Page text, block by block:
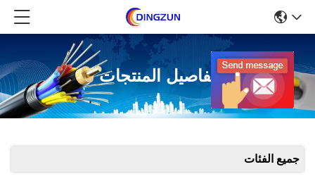
تفاصيل المنتجات
جميع الفئات